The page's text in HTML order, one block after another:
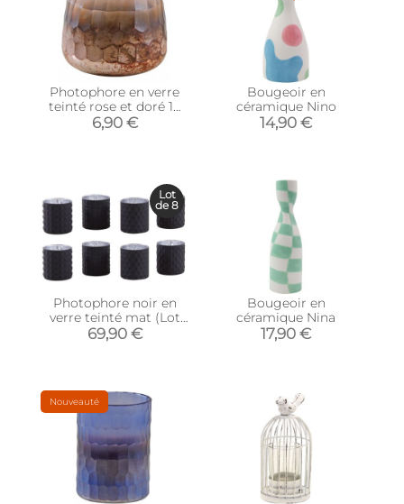
Photophore en verre
teinté rose et doré 10
cm
6,90 €
Bougeoir en
céramique Nino
14,90 €
Photophore noir en
verre teinté mat (Lot
de 8)
69,90 €
Lot
de 8
Bougeoir en
céramique Nina
17,90 €
Nouveauté